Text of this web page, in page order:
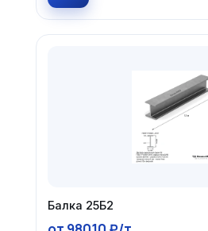
Балка 25Б2